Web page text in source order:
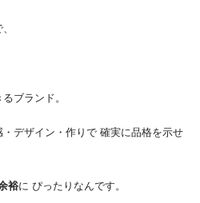
ブランド。
デザイン・作りで 確実に品格を示せ
裕に ぴったりなんです。